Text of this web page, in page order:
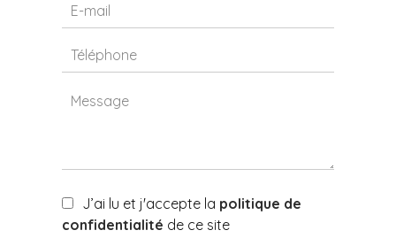
J’ai lu et j'accepte la politique de
confidentialité de ce site